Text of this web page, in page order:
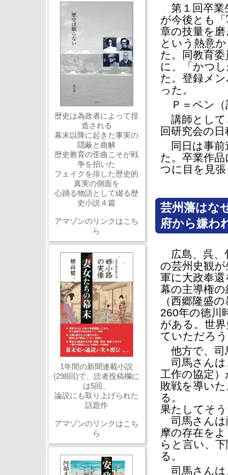
第１回卒業
が今後とも
章の技量を
という熱意
た。同教育
に、「かつ
た。登録メ
った。
Ｐ＝ペン（
講師として
回研究会の
同日は事前
た。卒業作
つに目を見
芸州藩はな
府から嫌わ
広島、呉、
の芸州史観
軍に大政奉
幕の主導権
（西郷隆盛
260年の徳川
がある。世
ていただろう
他方で、司
司馬さんは
工作の協定
敗戦を導い
る。
果たしてそ
司馬さんは
摩の存在を
らと言い、
る。
司馬さんは
歴史は為政者によって捏
造される
幕末以降に起きた事実の
隠蔽と曲解
歴史教育の歪曲こそが戦
争を招いた
フェイクを排した歴史的
真実の側面を
心踊る物語として綴る歴
史小説４篇
アマゾンのリンクはこち
ら
1年間の新聞連載小説
(298回)で、読者投稿欄に
は5回、
論説にも取り上げられた
話題作
アマゾンのリンクはこち
ら